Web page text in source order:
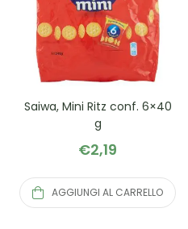
Saiwa, Mini Ritz conf. 6×40
g
€2,19
AGGIUNGI AL CARRELLO